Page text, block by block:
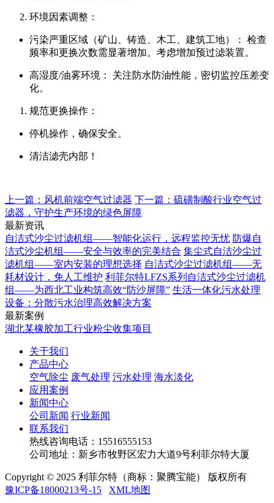
环境因素调整：
污染严重区域（矿山、铸造、木工、建筑工地）： 检查
频率和更换次数需显著增加。考虑增加预过滤装置。
高湿度/油雾环境： 关注防水防油性能，密切监控压差变
化。
规范更换操作：
停机操作，确保安全。
清洁滤壳内部！
上一篇：风机前端空气过滤器 下一篇：硫磺制酸行业空气过
滤器，守护生产环境的绿色屏障
最新资讯
自洁式沙尘过滤机组——智能化运行，远程监控无忧 防爆自
洁式沙尘机组——安全与效率的完美结合 集尘式自洁沙尘过
滤机组——室内安装的理想选择 自洁式沙尘过滤机组——无
耗材设计，免人工维护 利菲尔特LFZS系列自洁式沙尘过滤机
组——为西北工业构筑高效“防沙屏障” 生活一体化污水处理
设备：分散污水治理高效解决方案
最新案例
湖北某橡胶加工行业粉尘收集项目
关于我们
产品中心
空气除尘 废气处理 污水处理 海水淡化
应用案例
新闻中心
公司新闻 行业新闻
联系我们
热线咨询电话： 15516555153
公司地址：新乡市牧野区宏力大道9号利菲尔特大厦
Copyright © 2025 利菲尔特（商标：聚腾宝能） 版权所有
豫ICP备18000213号-15
XML地图